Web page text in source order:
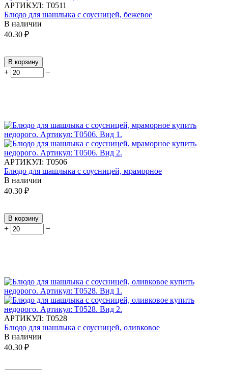
АРТИКУЛ: Т0511
Блюдо для шашлыка с соусницей, бежевое
В наличии
40.30 ₽
В корзину
+ −
АРТИКУЛ: Т0506
Блюдо для шашлыка с соусницей, мраморное
В наличии
40.30 ₽
В корзину
+ −
АРТИКУЛ: Т0528
Блюдо для шашлыка с соусницей, оливковое
В наличии
40.30 ₽